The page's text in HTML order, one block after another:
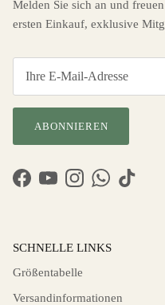
Melden Sie sich an und
ersten Einkauf, exklusive
ABONNIEREN
Facebook
YouTubeInstagramWhatsApp
TikTok
SCHNELLE LINKS
Größentabelle
Versandinformationen